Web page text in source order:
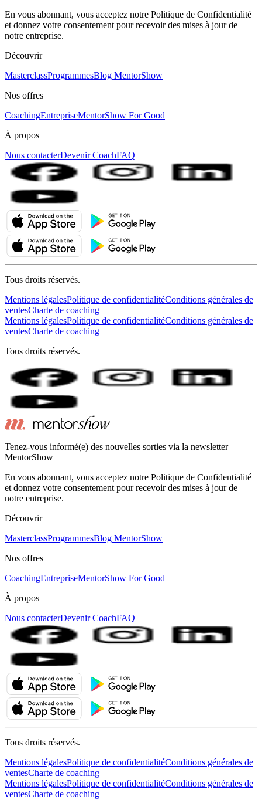
En vous abonnant, vous acceptez notre Politique de Confidentialité
et donnez votre consentement pour recevoir des mises à jour de
notre entreprise.
Découvrir
MasterclassProgrammesBlog MentorShow
Nos offres
CoachingEntrepriseMentorShow For Good
À propos
Nous contacterDevenir CoachFAQ
Tous droits réservés.
Mentions légalesPolitique de confidentialitéConditions générales de
ventesCharte de coaching
Mentions légalesPolitique de confidentialitéConditions générales de
ventesCharte de coaching
Tous droits réservés.
Tenez-vous informé(e) des nouvelles sorties via la newsletter
MentorShow
En vous abonnant, vous acceptez notre Politique de Confidentialité
et donnez votre consentement pour recevoir des mises à jour de
notre entreprise.
Découvrir
MasterclassProgrammesBlog MentorShow
Nos offres
CoachingEntrepriseMentorShow For Good
À propos
Nous contacterDevenir CoachFAQ
Tous droits réservés.
Mentions légalesPolitique de confidentialitéConditions générales de
ventesCharte de coaching
Mentions légalesPolitique de confidentialitéConditions générales de
ventesCharte de coaching